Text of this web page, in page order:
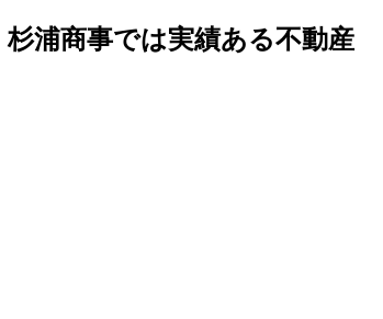
浦商事では実績ある不動産